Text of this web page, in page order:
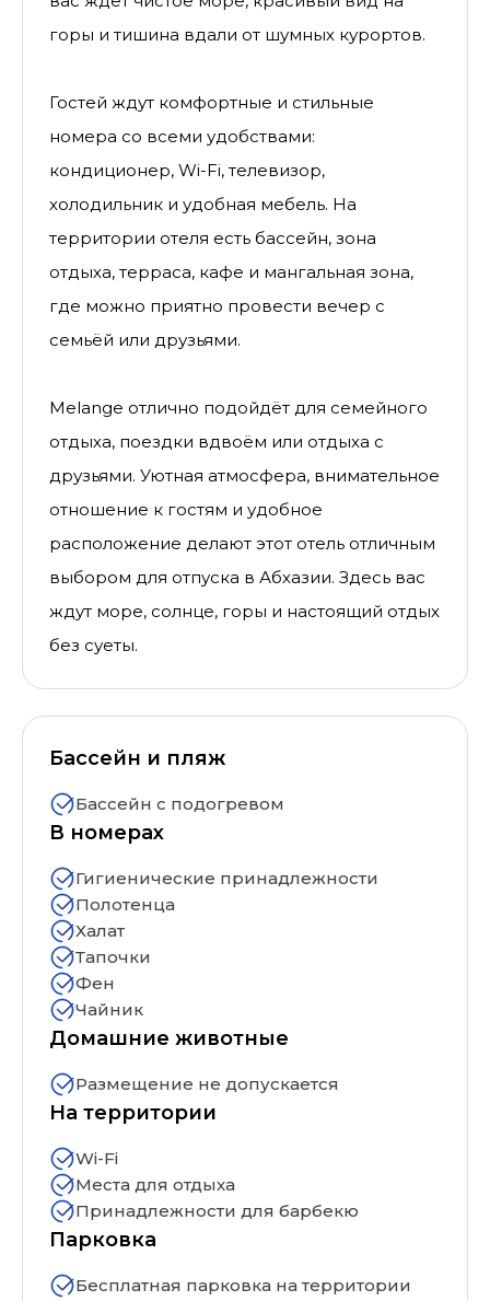
горы и тишина вдали от шумных курортов.
Гостей ждут комфортные и стильные
номера со всеми удобствами:
кондиционер, Wi-Fi, телевизор,
холодильник и удобная мебель. На
территории отеля есть бассейн, зона
отдыха, терраса, кафе и мангальная зона,
где можно приятно провести вечер с
семьёй или друзьями.
Melange отлично подойдёт для семейного
отдыха, поездки вдвоём или отдыха с
друзьями. Уютная атмосфера, внимательное
отношение к гостям и удобное
расположение делают этот отель отличным
выбором для отпуска в Абхазии. Здесь вас
ждут море, солнце, горы и настоящий отдых
без суеты.
Бассейн и пляж
Бассейн с подогревом
В номерах
Гигиенические принадлежности
Полотенца
Халат
Тапочки
Фен
Чайник
Домашние животные
Размещение не допускается
На территории
Wi-Fi
Места для отдыха
Принадлежности для барбекю
Парковка
Бесплатная парковка на территории